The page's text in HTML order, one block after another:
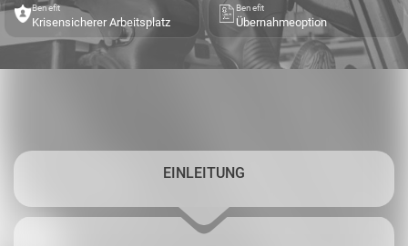
Benefit
Krisensicherer Arbeitsplatz
Benefit
Übernahmeoption
EINLEITUNG